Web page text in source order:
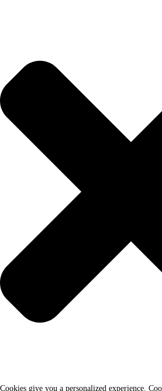
Cookies give you a personalized experience.